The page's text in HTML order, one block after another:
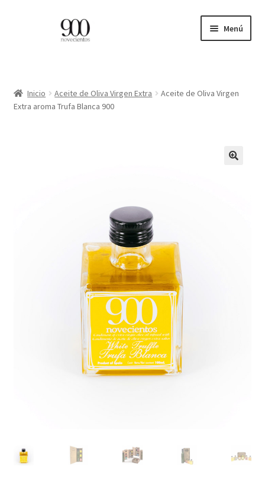
Menú
EN
menú
hijo
Inicio Aceite de Oliva Virgen Extra
Aceite de Oliva Virgen
Extra aroma Trufa Blanca 900